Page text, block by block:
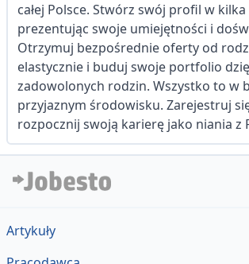
całej Polsce. Stwórz swój profil w
prezentując swoje umiejętności i
Otrzymuj bezpośrednie oferty od
elastycznie i buduj swoje portfolio
zadowolonych rodzin. Wszystko to w
przyjaznym środowisku. Zarejestruj
rozpocznij swoją karierę jako niania z
Artykuły